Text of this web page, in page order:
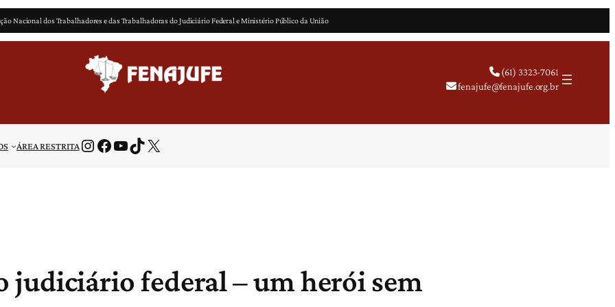
Nacional dos Trabalhadores e das Trabalhadoras do Judiciário Federal e Ministério Público da União
(61) 3323-7061
fenajufe@fenajufe.org.br
ÁREA RESTRITAInstagram Facebook Youtube TikTok X
judiciário federal – um herói sem